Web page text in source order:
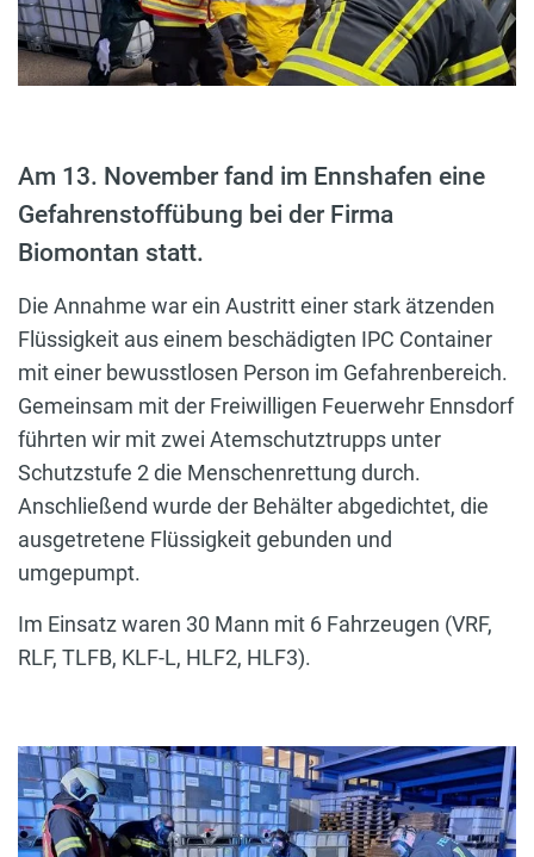
Am 13. November fand im Ennshafen eine
Gefahrenstoffübung bei der Firma
Biomontan statt.
Die Annahme war ein Austritt einer stark ätzenden
Flüssigkeit aus einem beschädigten IPC Container
mit einer bewusstlosen Person im Gefahrenbereich.
Gemeinsam mit der Freiwilligen Feuerwehr Ennsdorf
führten wir mit zwei Atemschutztrupps unter
Schutzstufe 2 die Menschenrettung durch.
Anschließend wurde der Behälter abgedichtet, die
ausgetretene Flüssigkeit gebunden und
umgepumpt.
Im Einsatz waren 30 Mann mit 6 Fahrzeugen (VRF,
RLF, TLFB, KLF-L, HLF2, HLF3).